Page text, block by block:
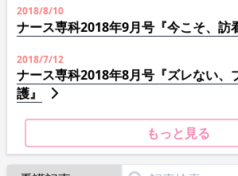
2018/8/10
ナース専科2018年9月号『今こそ、訪
2018/7/12
ナース専科2018年8月号『ズレない、
護』
もっと見る